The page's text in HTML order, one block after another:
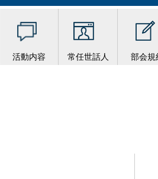
活動内容 常任世話人 部会規